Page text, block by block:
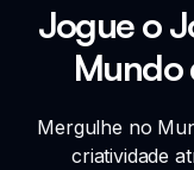
Jogue o
Mundo
Mergulhe no
criatividade